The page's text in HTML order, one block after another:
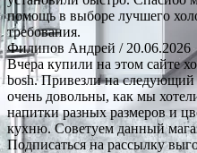
помощь в выборе лучшего
требования.
Филипов Андрей / 20.06.2026
Вчера купили на этом сайте
bosh. Привезли на следующий
очень довольны, как мы
напитки разных размеров и
кухню. Советуем данный
Подписаться на рассылку